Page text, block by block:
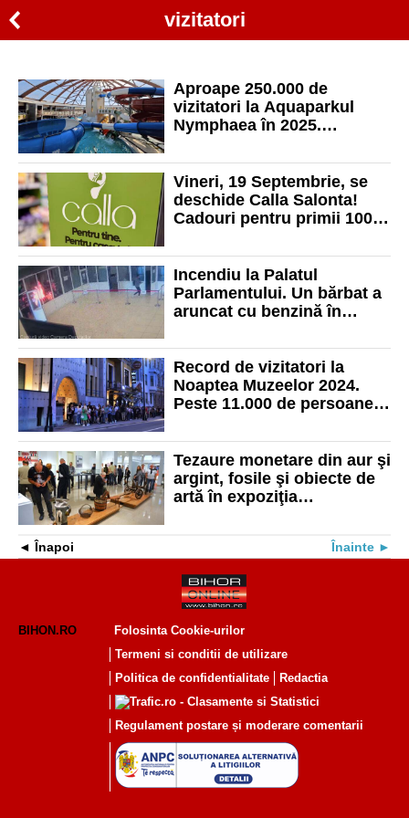
vizitatori
Aproape 250.000 de
vizitatori la Aquaparkul
Nymphaea în 2025.
dacă numărul a scăzut cu
10%”
Vineri, 19 Septembrie, se
deschide Calla Salonta!
Cadouri pentru primii 100
tombolă!
Incendiu la Palatul
Parlamentului. Un bărbat a
aruncat cu benzină în
Parlament
Record de vizitatori la
Noaptea Muzeelor 2024.
Peste 11.000 de persoane
importante atracții din oraș
Tezaure monetare din aur şi
argint, fosile şi obiecte de
artă în expoziţia
Înapoi Înainte
BIHON.RO
Folosinta Cookie-urilor
Termeni si conditii de utilizare
Politica de confidentialitate
Redactia
Regulament postare și moderare comentarii